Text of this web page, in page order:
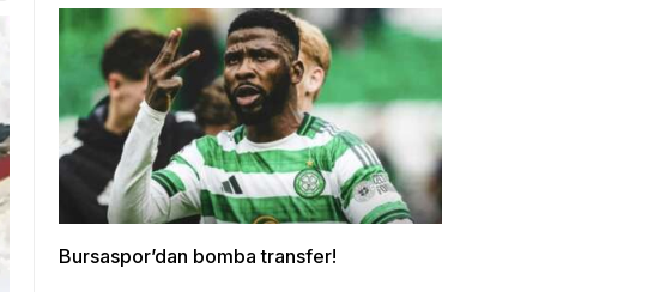
Bursaspor’dan bomba transfer!